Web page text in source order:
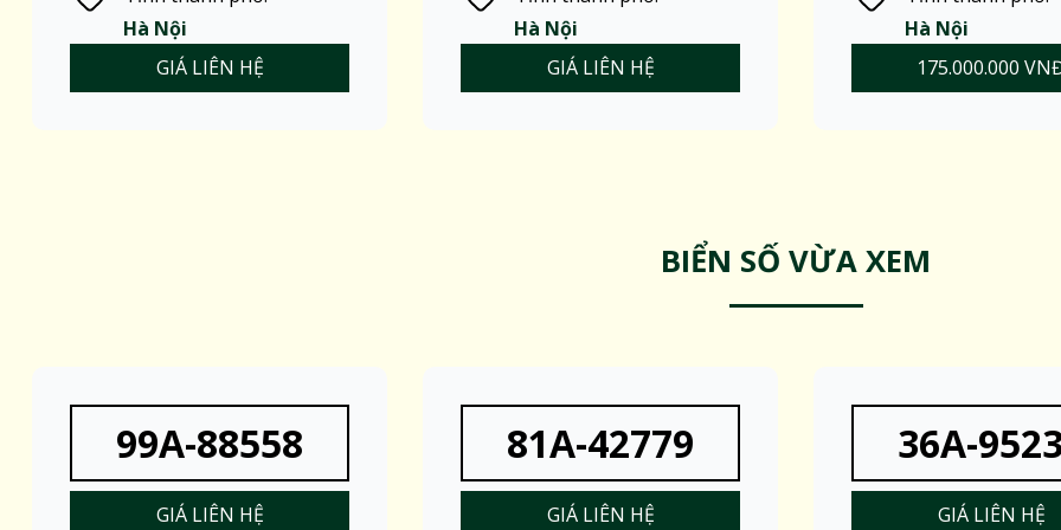
Hà Nội
GIÁ LIÊN HỆ
Hà Nội
GIÁ LIÊN HỆ
Hà Nội
175.000.000
BIỂN SỐ VỪA XEM
99A-88558
GIÁ LIÊN HỆ
81A-42779
GIÁ LIÊN HỆ
36A-
GIÁ LIÊN HỆ